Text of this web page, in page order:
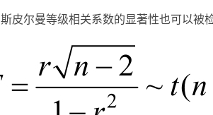
斯皮尔曼等级相关系数的显著性也可以被